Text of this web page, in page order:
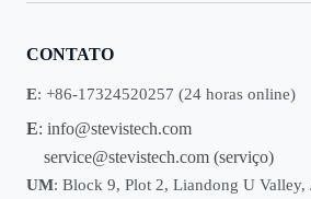
CONTATO
E: +86-17324520257 (24 horas online)
E: info@stevistech.com
service@stevistech.com (serviço)
UM: Block 9, Plot 2, Liandong U Valley,